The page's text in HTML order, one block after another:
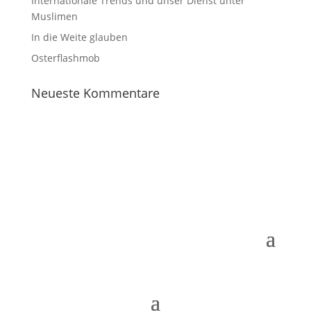
Muslimen
In die Weite glauben
Osterflashmob
Neueste Kommentare